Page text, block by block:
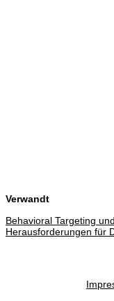
Verwandt
Behavioral Targeting
Herausforderungen für